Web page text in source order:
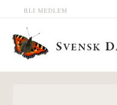
Hoppa till huvudinnehåll
BLI MEDLEM